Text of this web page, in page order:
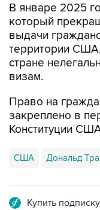
В январе 2025
который
выдачи
территории
стране
визам.
Право на
закреплено в
Конституции
США Дональд
Купить